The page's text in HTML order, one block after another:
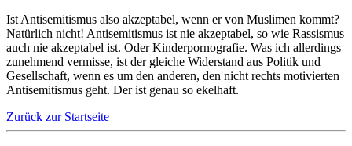
Ist Antisemitismus also akzeptabel, wenn er von Muslimen kommt?
Natürlich nicht! Antisemitismus ist nie akzeptabel, so wie Rassismus
auch nie akzeptabel ist. Oder Kinderpornografie. Was ich allerdings
zunehmend vermisse, ist der gleiche Widerstand aus Politik und
Gesellschaft, wenn es um den anderen, den nicht rechts motivierten
Antisemitismus geht. Der ist genau so ekelhaft.
Zurück zur Startseite